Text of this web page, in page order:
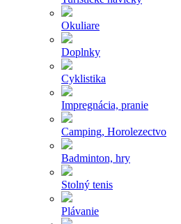
Okuliare
Doplnky
Cyklistika
Impregnácia, pranie
Camping, Horolezectvo
Badminton, hry
Stolný tenis
Plávanie